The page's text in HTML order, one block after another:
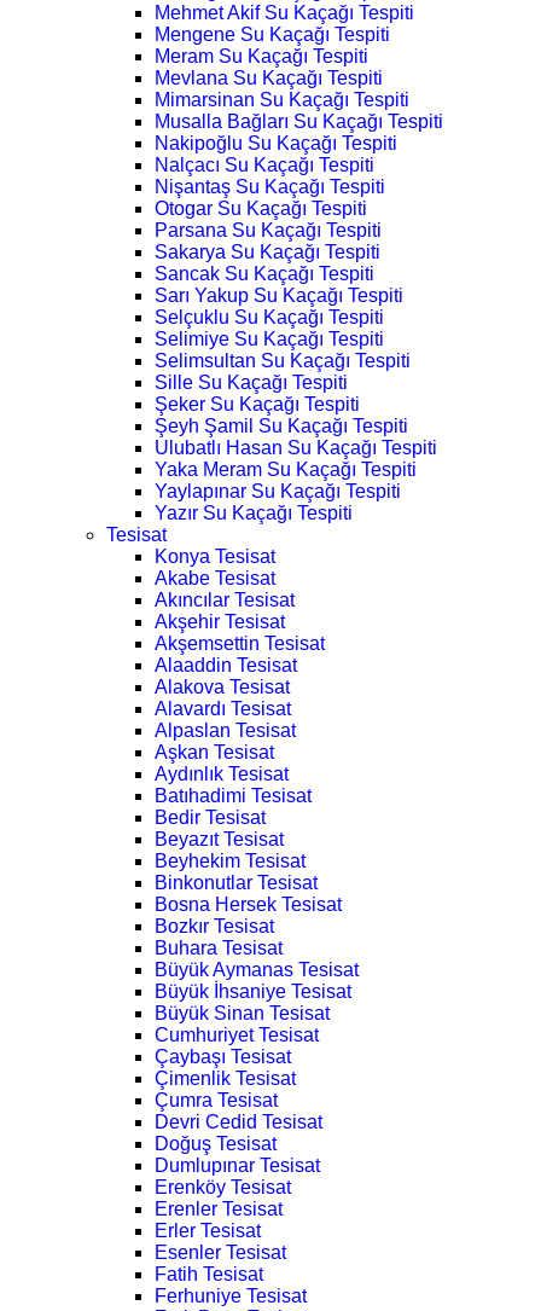
Mehmet Akif Su Kaçağı Tespiti
Mengene Su Kaçağı Tespiti
Meram Su Kaçağı Tespiti
Mevlana Su Kaçağı Tespiti
Mimarsinan Su Kaçağı Tespiti
Musalla Bağları Su Kaçağı Tespiti
Nakipoğlu Su Kaçağı Tespiti
Nalçacı Su Kaçağı Tespiti
Nişantaş Su Kaçağı Tespiti
Otogar Su Kaçağı Tespiti
Parsana Su Kaçağı Tespiti
Sakarya Su Kaçağı Tespiti
Sancak Su Kaçağı Tespiti
Sarı Yakup Su Kaçağı Tespiti
Selçuklu Su Kaçağı Tespiti
Selimiye Su Kaçağı Tespiti
Selimsultan Su Kaçağı Tespiti
Sille Su Kaçağı Tespiti
Şeker Su Kaçağı Tespiti
Şeyh Şamil Su Kaçağı Tespiti
Ulubatlı Hasan Su Kaçağı Tespiti
Yaka Meram Su Kaçağı Tespiti
Yaylapınar Su Kaçağı Tespiti
Yazır Su Kaçağı Tespiti
Tesisat
Konya Tesisat
Akabe Tesisat
Akıncılar Tesisat
Akşehir Tesisat
Akşemsettin Tesisat
Alaaddin Tesisat
Alakova Tesisat
Alavardı Tesisat
Alpaslan Tesisat
Aşkan Tesisat
Aydınlık Tesisat
Batıhadimi Tesisat
Bedir Tesisat
Beyazıt Tesisat
Beyhekim Tesisat
Binkonutlar Tesisat
Bosna Hersek Tesisat
Bozkır Tesisat
Buhara Tesisat
Büyük Aymanas Tesisat
Büyük İhsaniye Tesisat
Büyük Sinan Tesisat
Cumhuriyet Tesisat
Çaybaşı Tesisat
Çimenlik Tesisat
Çumra Tesisat
Devri Cedid Tesisat
Doğuş Tesisat
Dumlupınar Tesisat
Erenköy Tesisat
Erenler Tesisat
Erler Tesisat
Esenler Tesisat
Fatih Tesisat
Ferhuniye Tesisat